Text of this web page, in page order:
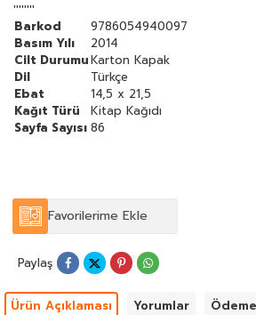
''''''''
Barkod
9786054940097
Basım Yılı
2014
Cilt DurumuKarton Kapak
Dil
Türkçe
Ebat
14,5 x 21,5
Kağıt Türü
Kitap Kağıdı
Sayfa Sayısı 86
Favorilerime Ekle
Paylaş
Ürün Açıklaması Yorumlar